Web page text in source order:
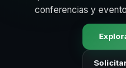
conferencias y